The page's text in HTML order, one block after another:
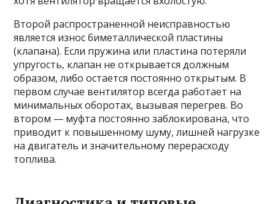
Второй распространенной неисправностью
является износ биметаллической пластины
(клапана). Если пружина или пластина потеряли
упругость, клапан не открывается должным
образом, либо остается постоянно открытым. В
первом случае вентилятор всегда работает на
минимальных оборотах, вызывая перегрев. Во
втором — муфта постоянно заблокирована, что
приводит к повышенному шуму, лишней нагрузке
на двигатель и значительному перерасходу
топлива.